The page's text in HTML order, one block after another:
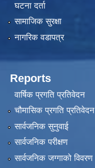
घटना दर्ता
सामाजिक सुरक्षा
नागरिक वडापत्र
Reports
वार्षिक प्रगति प्रतिवेदन
चौमासिक प्रगति प्रतिवेदन
सार्वजनिक सुनुवाई
सार्वजनिक परीक्षण
सार्वजनिक जग्गाको विवरण